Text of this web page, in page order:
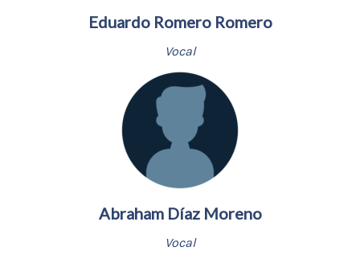
Eduardo Romero Romero
Vocal
Abraham Díaz Moreno
Vocal